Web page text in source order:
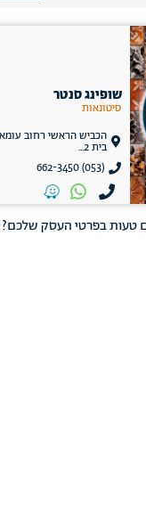
שופינג סנטר
סיטונאות
בית 2...
(053) 662-3450
בפרטי העסק שלכם?